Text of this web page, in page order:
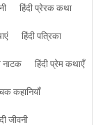
हिंदी प्रेरक कथा
हिंदी पत्रिका
नाटक
हिंदी प्रेम कथाएँ
कहानियाँ
जीवनी